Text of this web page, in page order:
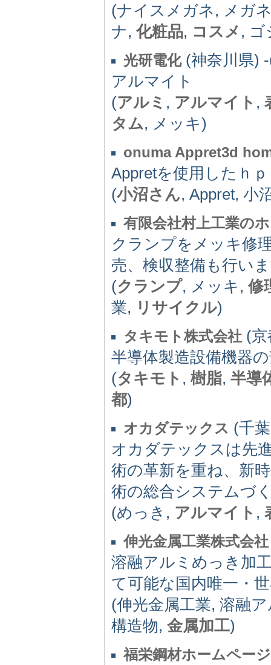
(ナイスメガネ, メガ
ナ, 化粧品, コスメ , ゴ
光研電化(神奈川県)
アルマイト
(アルミ , アルマイト ,
タム, メッキ)
onuma Appret3d
Appretを使用したｈｐ
(小沼さん, Appret, 小
有限会社村上工業の
クランプをメッキ修
売、検収整備も行い
(クランプ, メッキ,修
業, リサイクル)
タキモト株式会社 (
半導体製造設備機器
(タキモト , 樹脂, 半導
都)
オカダテックス (千
オカダテックスは先
術の革新を重ね、新
術の総合システムづ
(めっき, アルマイト ,
伸光金属工業株式会社
溶融アルミめっき加
て可能な国内唯一・
(伸光金属工業, 溶融
構造物, 金属加工)
福栄鋼材ホームページ